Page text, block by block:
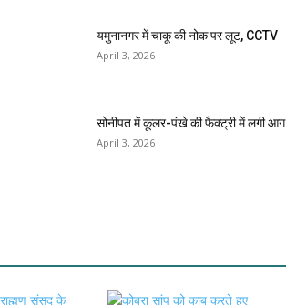
यमुनानगर में चाकू की नोक पर लूट, CCTV
April 3, 2026
सोनीपत में कूलर-पंखे की फैक्ट्री में लगी आग
April 3, 2026